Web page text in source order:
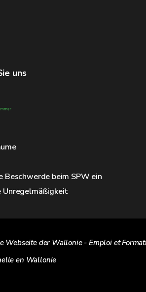
uns
Beschwerde beim SPW ein
Unregelmäßigkeit
Webseite der Wallonie - Emploi et
en Wallonie